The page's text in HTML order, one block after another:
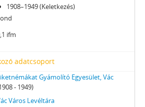
1908–1949 (Keletkezés)
ifm
adatcsoport
Gyámolító Egyesület, Vác
- 1949)
Város Levéltára